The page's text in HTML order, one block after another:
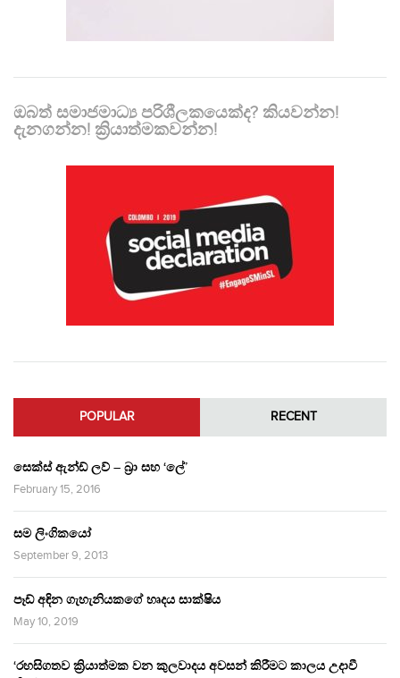
ඔබත් සමාජමාධ්‍ය පරිශීලකයෙක්ද? කියවන්න!
දැනගන්න! ක්‍රියාත්මකවන්න!
POPULAR RECENT
සෙක්ස් ඇන්ඩ් ලව් – බ්‍රා සහ ‘ලේ’
February 15, 2016
සම ලිංගිකයෝ
September 9, 2013
පෑඩ් අඳින ගැහැනියකගේ හෘදය සාක්ෂිය
May 10, 2019
‘රහසිගතව ක්‍රියාත්මක වන කුලවාදය අවසන් කිරීමට කාලය උදාවී